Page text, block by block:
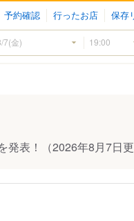
予約確認 行ったお店 保存
発表！ （2026年8月7日更